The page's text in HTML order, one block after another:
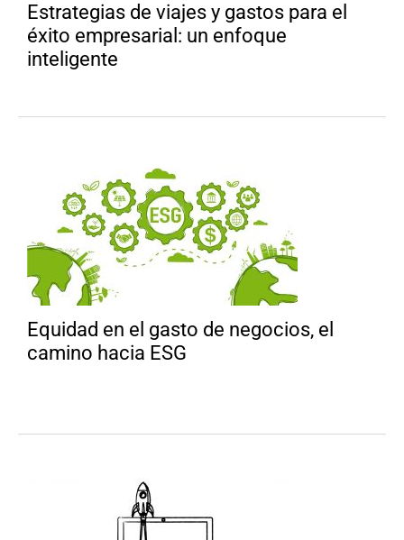
Estrategias de viajes y gastos para el
éxito empresarial: un enfoque
inteligente
Equidad en el gasto de negocios, el
camino hacia ESG